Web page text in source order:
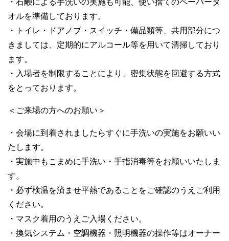
オルを準備しております。
・トイレ・ドアノブ・スイッチ・備品類等、共用部分につ
きましては、定期的にアルコール等を用いて清掃しており
ます。
・入場者を制限することにより、密集状態を回避する方式
をとっております。
＜ご来場の方へのお願い＞
・会場に到着されましたらすぐに手洗いの実施をお願いい
たします。
・実施中もこまめに手洗い・手指消毒等をお願いいたしま
す。
・必ず検温を済ませ平熱であることをご確認のうえご利用
ください。
・マスク着用のうえご入場ください。
・換気システム・空調機器・照明機器の操作等はオーナー